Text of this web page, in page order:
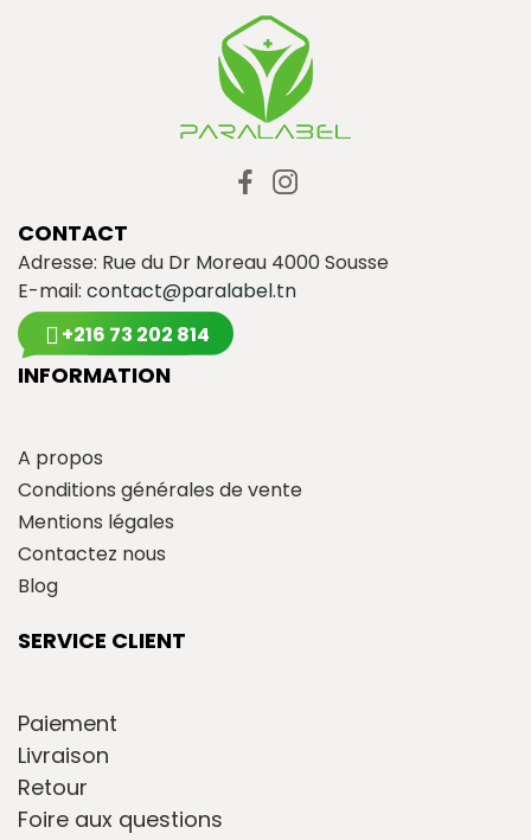
CONTACT
Adresse: Rue du Dr Moreau 4000 Sousse
E-mail: contact@paralabel.tn
+216 73 202 814
INFORMATION
A propos
Conditions générales de vente
Mentions légales
Contactez nous
Blog
SERVICE CLIENT
Paiement
Livraison
Retour
Foire aux questions